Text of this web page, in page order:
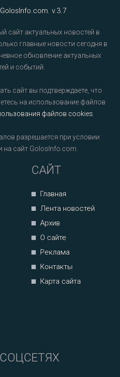
v.3.7
сайт актуальных новостей в
главные новости сегодня в
обновление актуальных
и событий.
сайт вы подтверждаете, что
на использование файлов
файлов cookies
разрешается при условии
на сайт GolosInfo.com.
САЙТ
Главная
Лента новостей
Архив
О сайте
Реклама
Контакты
Карта сайта